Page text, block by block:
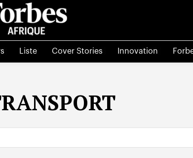
Liste Cover Stories Innovation